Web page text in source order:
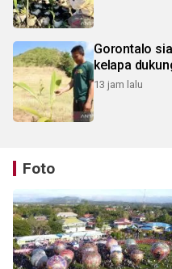
Gorontalo
kelapa
13 jam lalu
Foto